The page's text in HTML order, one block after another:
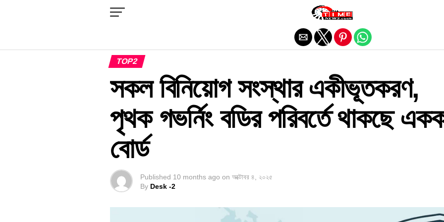
TOP2
সকল বিনিয়োগ সংস্থার একীভূতকরণ,
পৃথক গভর্নিং বডির পরিবর্তে থাকছে
বোর্ড
Published 10 months ago on অক্টোবর ৪, ২০২৫
By Desk -2
Exit mobile version